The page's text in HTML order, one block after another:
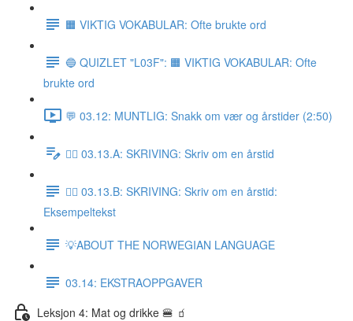
🟧 VIKTIG VOKABULAR: Ofte brukte ord
🔵 QUIZLET "L03F": 🟧 VIKTIG VOKABULAR: Ofte
brukte ord
💬 03.12: MUNTLIG: Snakk om vær og årstider (2:50)
✍🏼 03.13.A: SKRIVING: Skriv om en årstid
✍🏼 03.13.B: SKRIVING: Skriv om en årstid:
Eksempeltekst
💡ABOUT THE NORWEGIAN LANGUAGE
03.14: EKSTRAOPPGAVER
Leksjon 4: Mat og drikke 🍔 🧃